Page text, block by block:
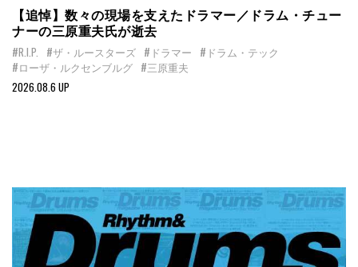
【追悼】数々の現場を支えたドラマー／ドラム・チュー
ナーの三原重夫氏が逝去
#R.I.P. #ザ・ルースターズ #ドラマー #ドラム・テック
#ローザ・ルクセンブルグ #三原重夫
2026.08.6 UP